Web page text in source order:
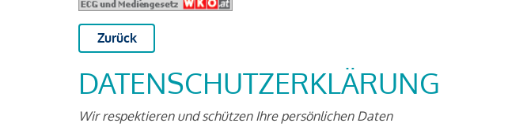
Zurück
DATENSCHUTZERKLÄRUNG
Wir respektieren und schützen Ihre persönlichen Daten